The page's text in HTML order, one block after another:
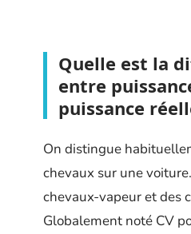
Quelle est la
entre
puissance
On distingue
chevaux sur une
chevaux-vapeur et des
Globalement noté CV